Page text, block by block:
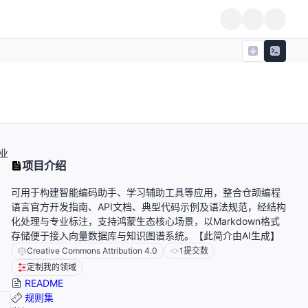
项目介绍
可用于构建智能编码助手、学习辅助工具等应用，整合仓颉编程
语言官方开发指南、API文档、典型代码示例及语法规范，经结构
化处理与专业标注，支持鸿蒙生态核心场景，以Markdown格式
存储便于接入向量数据库与知识图谱系统。【此简介由AI生成】
Creative Commons Attribution 4.0 1提交数
定制我的领域
README
规则集